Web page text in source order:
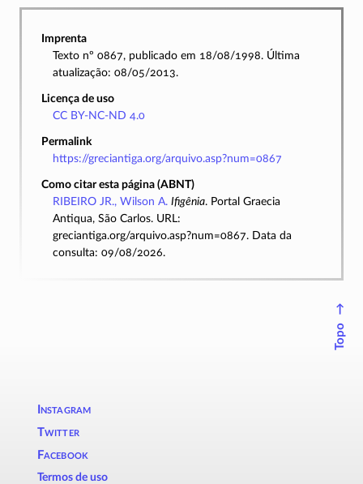
Imprenta
Texto nº 0867, publicado em 18/08/1998. Última
atualização: 08/05/2013.
Licença de uso
CC BY-NC-ND 4.0
Permalink
https://greciantiga.org/arquivo.asp?num=0867
Como citar esta página (ABNT)
RIBEIRO JR., Wilson A. Ifigênia. Portal Graecia
Antiqua, São Carlos. URL:
greciantiga.org/arquivo.asp?num=0867. Data da
consulta: 09/08/2026.
↑
Topo
Instagram
Twitter
Facebook
Termos de uso